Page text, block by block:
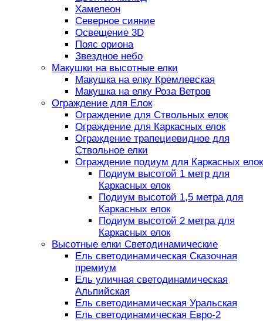
Хамелеон
Северное сияние
Освещение 3D
Пояс ориона
Звездное небо
Макушки на высотные елки
Макушка на елку Кремлевская
Макушка на елку Роза Ветров
Ограждение для Елок
Ограждение для Ствольных елок
Ограждение для Каркасных елок
Ограждение трапециевидное для
Ствольное елки
Ограждение подиум для Каркасных елок
Подиум высотой 1 метр для
Каркасных елок
Подиум высотой 1,5 метра для
Каркасных елок
Подиум высотой 2 метра для
Каркасных елок
Высотные елки Светодинамические
Ель светодинамическая Сказочная
премиум
Ель уличная светодинамическая
Альпийская
Ель светодинамическая Уральская
Ель светодинамическая Евро-2